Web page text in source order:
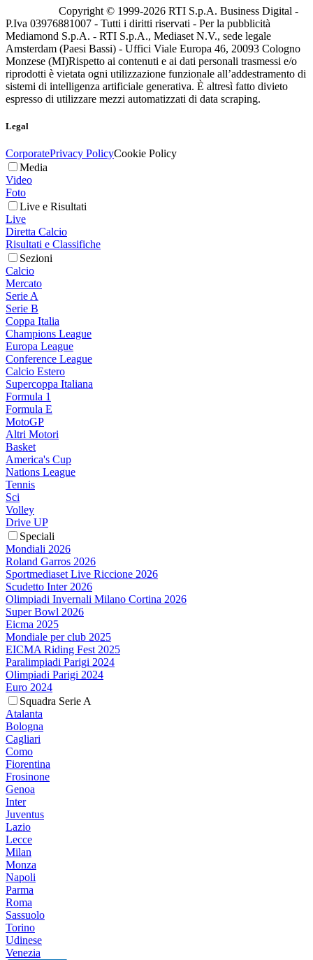
Copyright © 1999-2026 RTI S.p.A. Business Digital -
P.Iva 03976881007 - Tutti i diritti riservati - Per la pubblicità
Mediamond S.p.A. - RTI S.p.A., Mediaset N.V., sede legale
Amsterdam (Paesi Bassi) - Uffici Viale Europa 46, 20093 Cologno
Monzese (MI)Rispetto ai contenuti e ai dati personali trasmessi e/o
riprodotti è vietata ogni utilizzazione funzionale all’addestramento di
sistemi di intelligenza artificiale generativa. È altresì fatto divieto
espresso di utilizzare mezzi automatizzati di data scraping.
Legal
CorporatePrivacy PolicyCookie Policy
Media
Video
Foto
Live e Risultati
Live
Diretta Calcio
Risultati e Classifiche
Sezioni
Calcio
Mercato
Serie A
Serie B
Coppa Italia
Champions League
Europa League
Conference League
Calcio Estero
Supercoppa Italiana
Formula 1
Formula E
MotoGP
Altri Motori
Basket
America's Cup
Nations League
Tennis
Sci
Volley
Drive UP
Speciali
Mondiali 2026
Roland Garros 2026
Sportmediaset Live Riccione 2026
Scudetto Inter 2026
Olimpiadi Invernali Milano Cortina 2026
Super Bowl 2026
Eicma 2025
Mondiale per club 2025
EICMA Riding Fest 2025
Paralimpiadi Parigi 2024
Olimpiadi Parigi 2024
Euro 2024
Squadra Serie A
Atalanta
Bologna
Cagliari
Como
Fiorentina
Frosinone
Genoa
Inter
Juventus
Lazio
Lecce
Milan
Monza
Napoli
Parma
Roma
Sassuolo
Torino
Udinese
Venezia